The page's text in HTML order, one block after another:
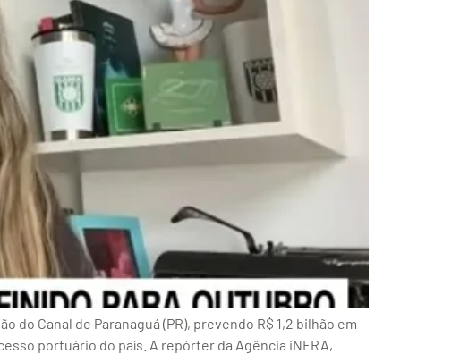
do Canal de Paranaguá (PR), prevendo R$ 1,2 bilhão em
portuário do país. A repórter da Agência iNFRA,